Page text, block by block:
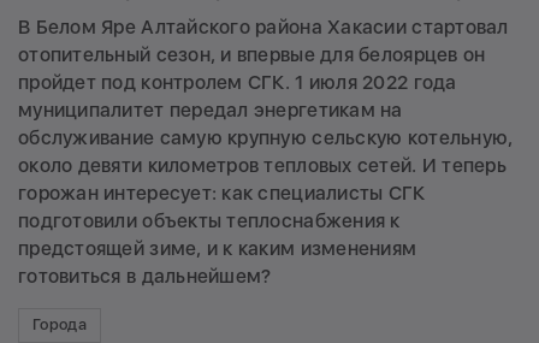
В Белом Яре Алтайского района Хакасии стартовал
отопительный сезон, и впервые для белоярцев он
пройдет под контролем СГК. 1 июля 2022 года
муниципалитет передал энергетикам на
обслуживание самую крупную сельскую котельную,
около девяти километров тепловых сетей. И теперь
горожан интересует: как специалисты СГК
подготовили объекты теплоснабжения к
предстоящей зиме, и к каким изменениям
готовиться в дальнейшем?
Города